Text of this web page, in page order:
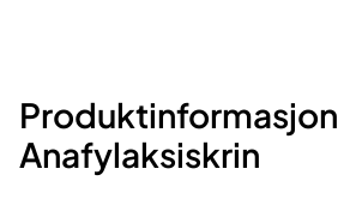
Produktinformasjon
Anafylaksiskrin​​​